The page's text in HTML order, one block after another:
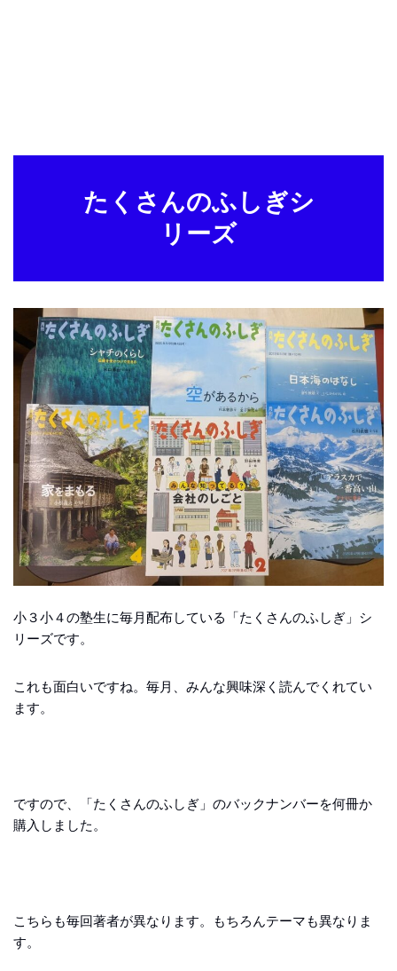
たくさんのふしぎシ
リーズ
小３小４の塾生に毎月配布している「たくさんのふしぎ」シ
リーズです。
これも面白いですね。毎月、みんな興味深く読んでくれてい
ます。
ですので、「たくさんのふしぎ」のバックナンバーを何冊か
購入しました。
こちらも毎回著者が異なります。もちろんテーマも異なりま
す。